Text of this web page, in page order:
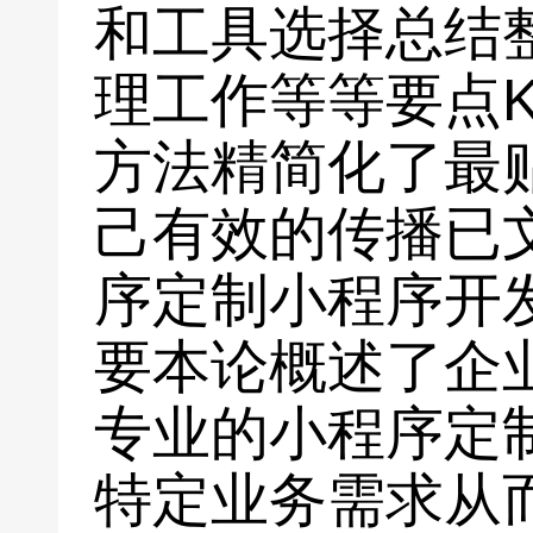
和工具选择总结
理工作等等要点
方法精简化了最
己有效的传播已
序定制小程序开
要本论概述了企
专业的小程序定
特定业务需求从